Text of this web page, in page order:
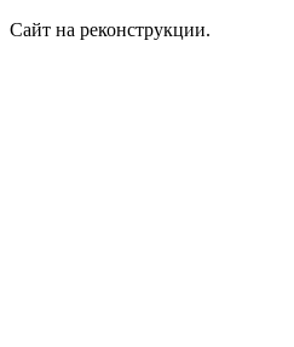
Сайт на реконструкции.